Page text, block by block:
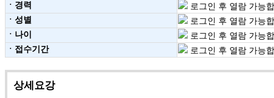
ㆍ경력
로그인 후 열람 가능
ㆍ성별
로그인 후 열람 가능
ㆍ나이
로그인 후 열람 가능
ㆍ접수기간
로그인 후 열람 가능
상세요강